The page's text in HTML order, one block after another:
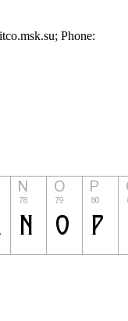
Phone: